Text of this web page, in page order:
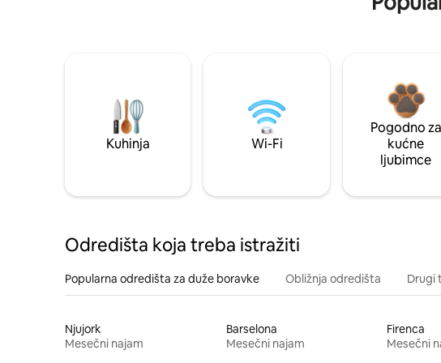
Kuhinja Wi-Fi
Pogodno za
kućne
ljubimce
Odredišta koja treba istražiti
Popularna odredišta za duže boravke Obližnja odredišta Drugi
Njujork
Mesečni najam
Barselona
Mesečni najam
Firenca
Mesečni